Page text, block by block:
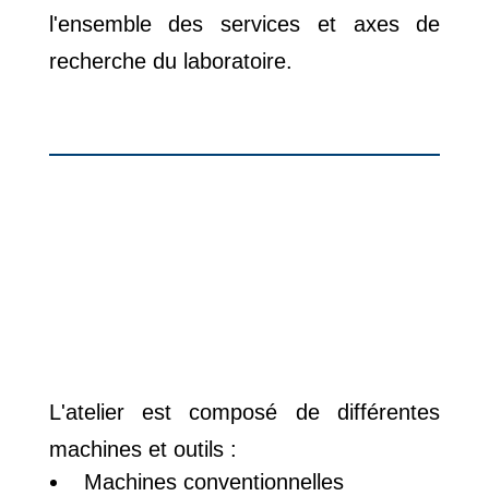
l'ensemble des services et axes de
recherche du laboratoire.
L'atelier est composé de différentes
machines et outils :
Machines conventionnelles